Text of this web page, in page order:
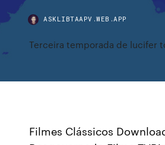
ASKLIBTAAPV.WEB.APP
Terceira temporada de lucifer
Filmes Clássicos